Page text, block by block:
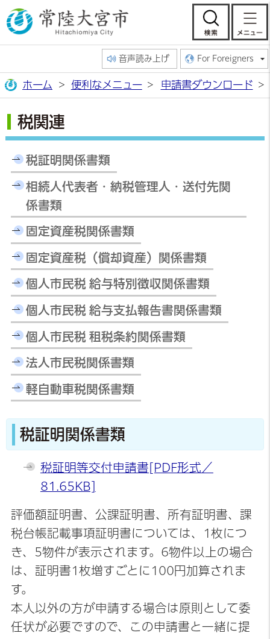
常陸大宮市公
検
音声読み上げ For Foreigners
ホーム 便利なメニュー 申請書ダウンロード
税関連
税証明関係書類
相続人代表者・納税管理人・送付先関
係書類
固定資産税関係書類
固定資産税（償却資産）関係書類
個人市民税 給与特別徴収関係書類
個人市民税 給与支払報告書関係書類
個人市民税 租税条約関係書類
法人市民税関係書類
軽自動車税関係書類
税証明関係書類
税証明等交付申請書[PDF形式／
81.65KB]
評価額証明書、公課証明書、所有証明書、課
税台帳記載事項証明書については、1枚につ
き、5物件が表示されます。6物件以上の場合
は、証明書1枚増すごとに100円加算されま
す。
本人以外の方が申請する場合は原則として委
任状が必要ですので、この申請書と一緒に提